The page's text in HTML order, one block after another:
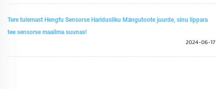
Tere tulemast Hengfu Sensorse Haridusliku Mängutoote juurde, sinu lippara
tee sensorse maailma suunas!
2024-06-17